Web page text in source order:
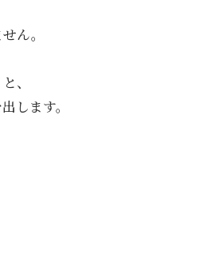
ん。
、
します。